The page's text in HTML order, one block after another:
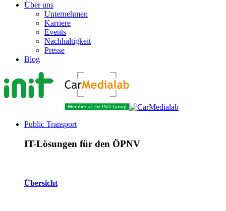
Über uns
Unternehmen
Karriere
Events
Nachhaltigkeit
Presse
Blog
Public Transport
IT-Lösungen für den ÖPNV
Übersicht